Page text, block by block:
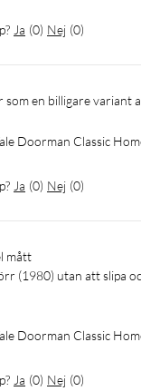
Ja (0) Nej (0)
som en billigare variant
Doorman Classic
Ja (0) Nej (0)
(1980) utan att slipa
Doorman Classic
Ja (0) Nej (0)